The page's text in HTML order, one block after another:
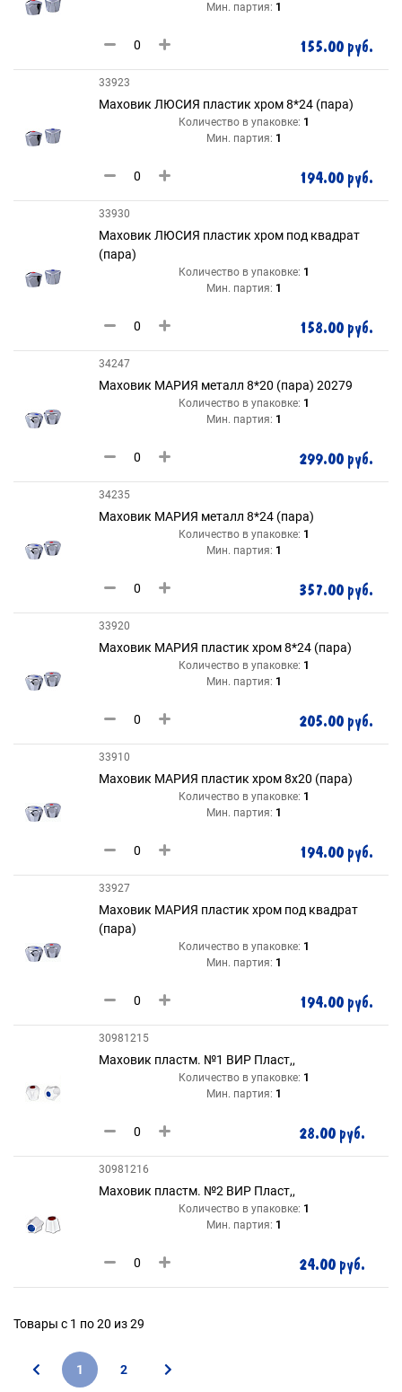
Мин. партия: 1
155.00 руб.
33923
Маховик ЛЮСИЯ пластик хром 8*24 (пара)
Количество в упаковке: 1
Мин. партия: 1
194.00 руб.
33930
Маховик ЛЮСИЯ пластик хром под квадрат
(пара)
Количество в упаковке: 1
Мин. партия: 1
158.00 руб.
34247
Маховик МАРИЯ металл 8*20 (пара) 20279
Количество в упаковке: 1
Мин. партия: 1
299.00 руб.
34235
Маховик МАРИЯ металл 8*24 (пара)
Количество в упаковке: 1
Мин. партия: 1
357.00 руб.
33920
Маховик МАРИЯ пластик хром 8*24 (пара)
Количество в упаковке: 1
Мин. партия: 1
205.00 руб.
33910
Маховик МАРИЯ пластик хром 8х20 (пара)
Количество в упаковке: 1
Мин. партия: 1
194.00 руб.
33927
Маховик МАРИЯ пластик хром под квадрат
(пара)
Количество в упаковке: 1
Мин. партия: 1
194.00 руб.
30981215
Маховик пластм. №1 ВИР Пласт,,
Количество в упаковке: 1
Мин. партия: 1
28.00 руб.
30981216
Маховик пластм. №2 ВИР Пласт,,
Количество в упаковке: 1
Мин. партия: 1
24.00 руб.
Товары с 1 по 20 из 29
1 2